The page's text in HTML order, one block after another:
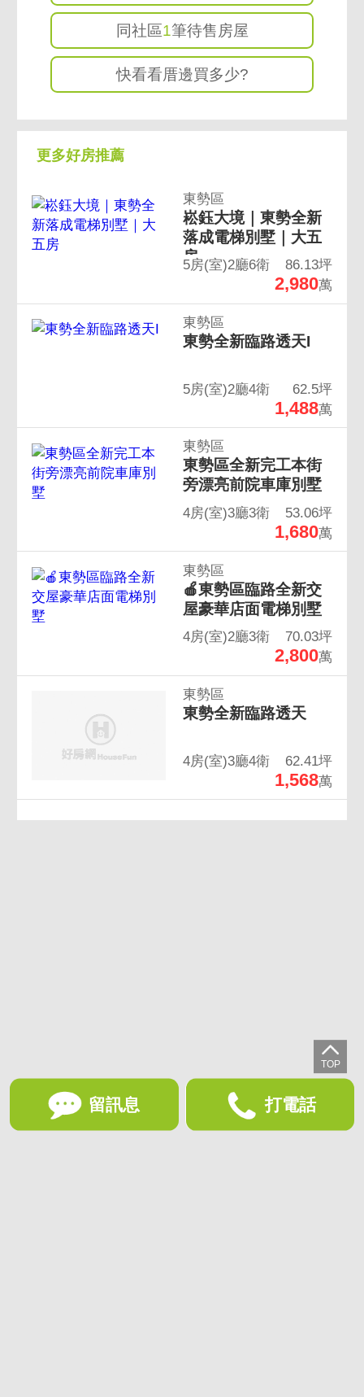
同社區1筆待售房屋
快看看厝邊買多少?
更多好房推薦
東勢區
崧鈺大境｜東勢全新
落成電梯別墅｜大五
房
5房(室)2廳6衛 86.13坪
2,980萬
東勢區
東勢全新臨路透天I
5房(室)2廳4衛 62.5坪
1,488萬
東勢區
東勢區全新完工本街
旁漂亮前院車庫別墅
4房(室)3廳3衛 53.06坪
1,680萬
東勢區
🍎東勢區臨路全新交
屋豪華店面電梯別墅
4房(室)2廳3衛 70.03坪
2,800萬
東勢區
東勢全新臨路透天
4房(室)3廳4衛 62.41坪
1,568萬
留訊息 打電話